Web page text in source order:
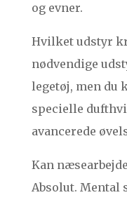
og evner.
Hvilket udstyr
nødvendige
legetøj, men du
specielle
avancerede
Kan
Absolut. Mental